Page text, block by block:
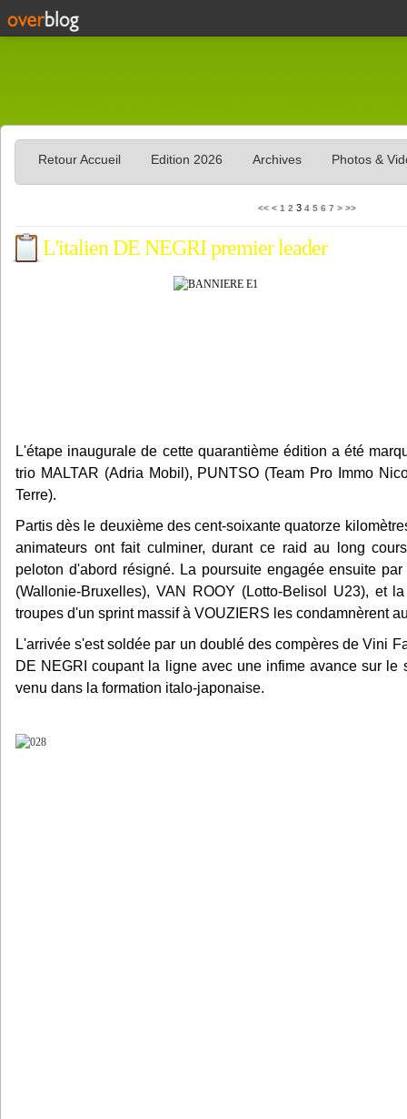
Retour Accueil Edition 2026 Archives Photos &
<< < 1 2 3 4 5 6 7 > >>
L'italien DE NEGRI premier leader
L'étape inaugurale de cette quarantième édition a été
trio MALTAR (Adria Mobil), PUNTSO (Team Pro Immo
Terre).
Partis dès le deuxième des cent-soixante quatorze
animateurs ont fait culminer, durant ce raid au long
peloton d'abord résigné. La poursuite engagée ensuite
(Wallonie-Bruxelles), VAN ROOY (Lotto-Belisol U23), et
troupes d'un sprint massif à VOUZIERS les condamnèrent
L'arrivée s'est soldée par un doublé des compères de Vini
DE NEGRI coupant la ligne avec une infime avance sur le
venu dans la formation italo-japonaise.